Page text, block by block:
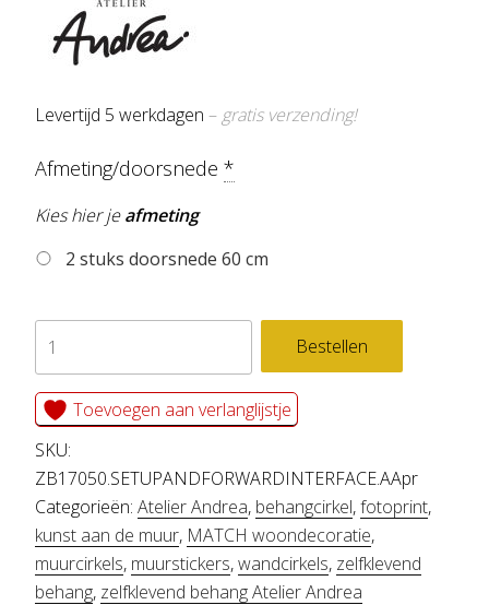
Levertijd 5 werkdagen – gratis verzending!
Afmeting/doorsnede *
Kies hier jeafmeting
2 stuks doorsnede 60 cm
set
zelfklevend
behang
cirkels
UP
AND
FORWARD
&
Bestellen
Toevoegen aan verlanglijstje
SKU:
ZB17050.SETUPANDFORWARDINTERFACE.AApr
Categorieën: Atelier Andrea, behangcirkel,fotoprint,
kunst aan de muur, MATCH woondecoratie,
muurcirkels, muurstickers,wandcirkels, zelfklevend
behang, zelfklevend behang Atelier Andrea